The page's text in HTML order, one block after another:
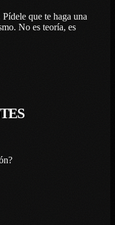
que te haga una
No es teoría, es